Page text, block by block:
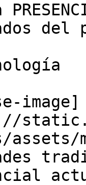
del
image]
assets/